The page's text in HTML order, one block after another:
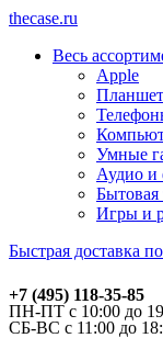
thecase.ru
Весь
Apple
Умные
Аудио и
Бытовая
Игры и
Быстрая доставка
+7 (495) 118-35-85
ПН-ПТ с 10:00 до
СБ-ВС с 11:00 до